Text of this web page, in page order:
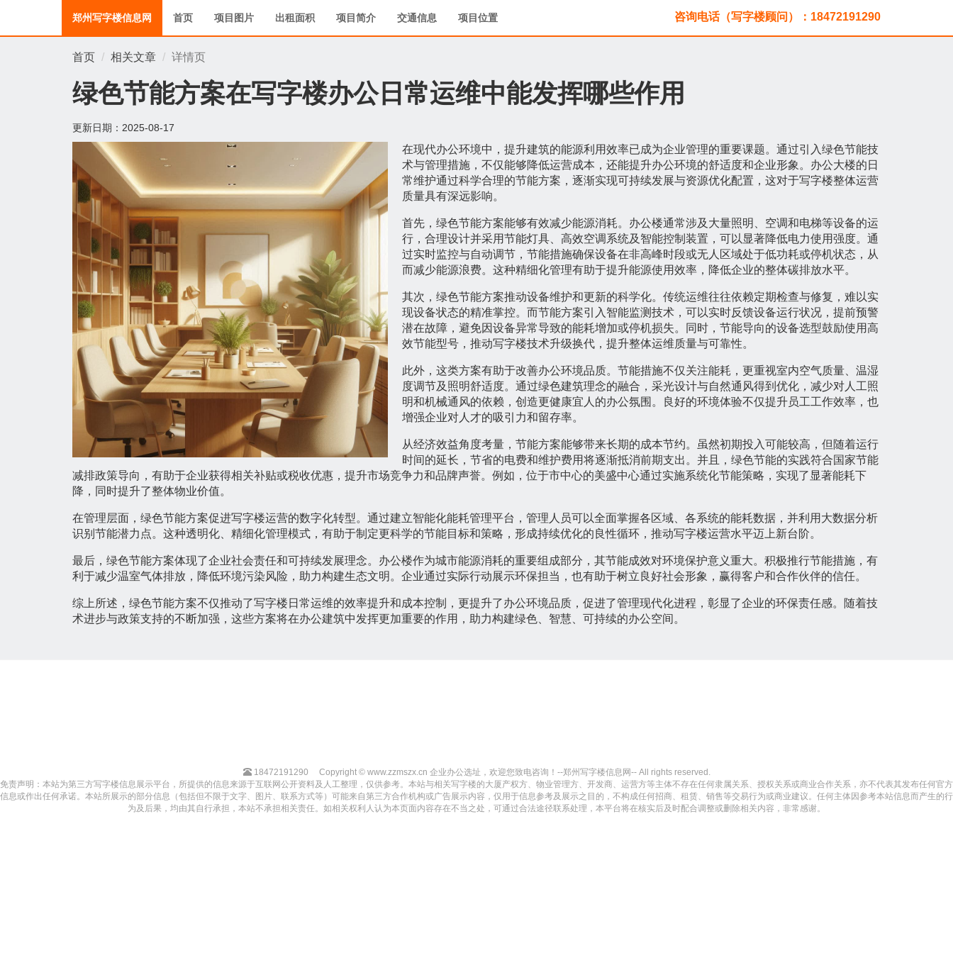
郑州写字楼信息网 首页 项目图片 出租面积 项目简介 交通信息 项目位置 咨询电话（写字楼顾问）：18472191290
首页 相关文章 详情页
绿色节能方案在写字楼办公日常运维中能发挥哪些作用
更新日期： 2025-08-17
在现代办公环境中，提升建筑的能源利用效率已成为企业管理的重要课题。通过引入绿色节能技
术与管理措施，不仅能够降低运营成本，还能提升办公环境的舒适度和企业形象。办公大楼的日
常维护通过科学合理的节能方案，逐渐实现可持续发展与资源优化配置，这对于写字楼整体运营
质量具有深远影响。
首先，绿色节能方案能够有效减少能源消耗。办公楼通常涉及大量照明、空调和电梯等设备的运
行，合理设计并采用节能灯具、高效空调系统及智能控制装置，可以显著降低电力使用强度。通
过实时监控与自动调节，节能措施确保设备在非高峰时段或无人区域处于低功耗或停机状态，从
而减少能源浪费。这种精细化管理有助于提升能源使用效率，降低企业的整体碳排放水平。
其次，绿色节能方案推动设备维护和更新的科学化。传统运维往往依赖定期检查与修复，难以实
现设备状态的精准掌控。而节能方案引入智能监测技术，可以实时反馈设备运行状况，提前预警
潜在故障，避免因设备异常导致的能耗增加或停机损失。同时，节能导向的设备选型鼓励使用高
效节能型号，推动写字楼技术升级换代，提升整体运维质量与可靠性。
此外，这类方案有助于改善办公环境品质。节能措施不仅关注能耗，更重视室内空气质量、温湿
度调节及照明舒适度。通过绿色建筑理念的融合，采光设计与自然通风得到优化，减少对人工照
明和机械通风的依赖，创造更健康宜人的办公氛围。良好的环境体验不仅提升员工工作效率，也
增强企业对人才的吸引力和留存率。
从经济效益角度考量，节能方案能够带来长期的成本节约。虽然初期投入可能较高，但随着运行
时间的延长，节省的电费和维护费用将逐渐抵消前期支出。并且，绿色节能的实践符合国家节能
减排政策导向，有助于企业获得相关补贴或税收优惠，提升市场竞争力和品牌声誉。例如，位于市中心的美盛中心通过实施系统化节能策略，实现了显著能耗下
降，同时提升了整体物业价值。
在管理层面，绿色节能方案促进写字楼运营的数字化转型。通过建立智能化能耗管理平台，管理人员可以全面掌握各区域、各系统的能耗数据，并利用大数据分析
识别节能潜力点。这种透明化、精细化管理模式，有助于制定更科学的节能目标和策略，形成持续优化的良性循环，推动写字楼运营水平迈上新台阶。
最后，绿色节能方案体现了企业社会责任和可持续发展理念。办公楼作为城市能源消耗的重要组成部分，其节能成效对环境保护意义重大。积极推行节能措施，有
利于减少温室气体排放，降低环境污染风险，助力构建生态文明。企业通过实际行动展示环保担当，也有助于树立良好社会形象，赢得客户和合作伙伴的信任。
综上所述，绿色节能方案不仅推动了写字楼日常运维的效率提升和成本控制，更提升了办公环境品质，促进了管理现代化进程，彰显了企业的环保责任感。随着技
术进步与政策支持的不断加强，这些方案将在办公建筑中发挥更加重要的作用，助力构建绿色、智慧、可持续的办公空间。
18472191290
Copyright © www.zzmszx.cn 企业办公选址，欢迎您致电咨询！--郑州写字楼信息网-- All rights reserved.
免责声明：本站为第三方写字楼信息展示平台，所提供的信息来源于互联网公开资料及人工整理，仅供参考。本站与相关写字楼的大厦产权方、物业管理方、开发商、运营方等主体不存在任何隶属关系、授权关系或商业合作关系，亦不代表其发布任何官方
信息或作出任何承诺。本站所展示的部分信息（包括但不限于文字、图片、联系方式等）可能来自第三方合作机构或广告展示内容，仅用于信息参考及展示之目的，不构成任何招商、租赁、销售等交易行为或商业建议。任何主体因参考本站信息而产生的行
为及后果，均由其自行承担，本站不承担相关责任。如相关权利人认为本页面内容存在不当之处，可通过合法途径联系处理，本平台将在核实后及时配合调整或删除相关内容，非常感谢。